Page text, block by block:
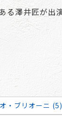
る澤井匠が出
・ブリオーニ (5)